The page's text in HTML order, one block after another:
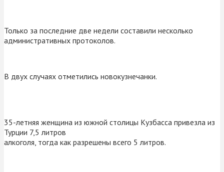
Только за последние две недели составили несколько
административных протоколов.
В двух случаях отметились новокузнечанки.
35-летняя женщина из южной столицы Кузбасса привезла из
Турции 7,5 литров
алкоголя, тогда как разрешены всего 5 литров.